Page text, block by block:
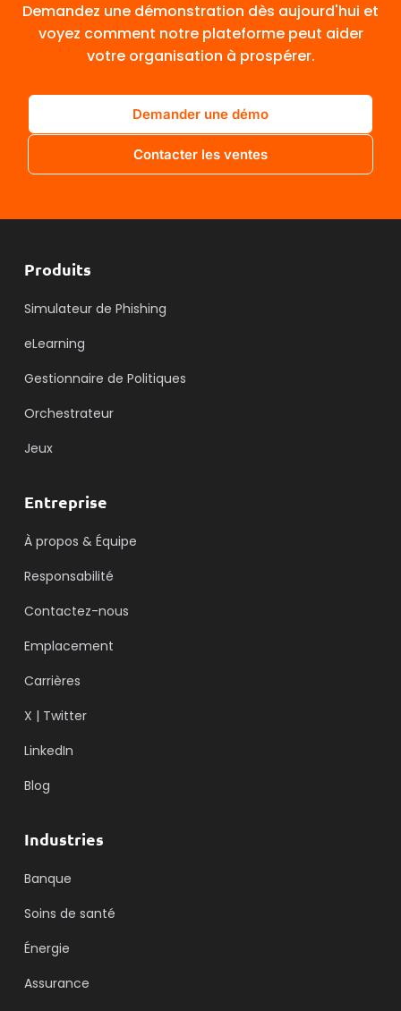
Demandez une démonstration dès aujourd'hui et
voyez comment notre plateforme peut aider
votre organisation à prospérer.
Demander une démo
Contacter les ventes
Produits
Simulateur de Phishing
eLearning
Gestionnaire de Politiques
Orchestrateur
Jeux
Entreprise
À propos & Équipe
Responsabilité
Contactez-nous
Emplacement
Carrières
X | Twitter
LinkedIn
Blog
Industries
Banque
Soins de santé
Énergie
Assurance